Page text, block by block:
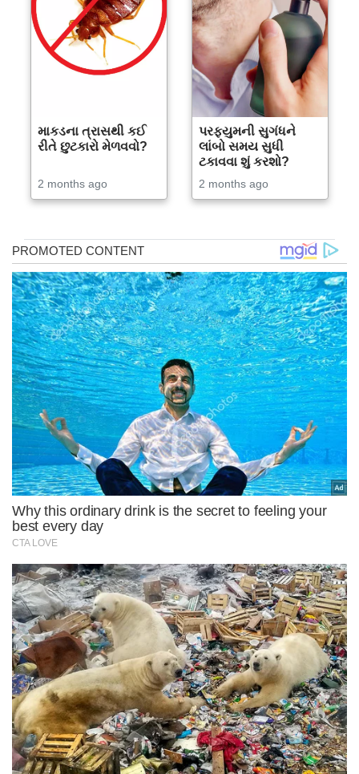
માકડના ત્રાસથી કઈ
રીતે છુટકારો મેળવવો?
2 months ago
પરફ્યુમની સુગંધને
લાંબો સમય સુધી
ટકાવવા શું કરશો?
2 months ago